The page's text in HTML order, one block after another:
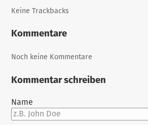
Keine Trackbacks
Kommentare
Noch keine Kommentare
Kommentar schreiben
Name